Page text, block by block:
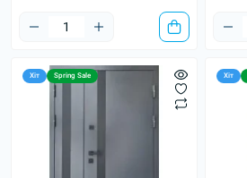
Хіт Spring Sale Хіт